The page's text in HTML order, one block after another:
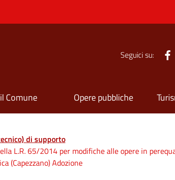
Seguici su:
Comune Opere pubbliche
di supporto
L.R. 65/2014 per modifiche alle opere in
(Capezzano) Adozione